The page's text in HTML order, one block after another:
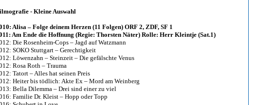
- Kleine Auswahl
Alisa – Folge deinem Herzen (11 Folgen) ORF 2, ZDF, SF 1
Am Ende die Hoffnung (Regie: Thorsten Näter) Rolle: Herr Kleintje (Sat.1)
Die Rosenheim-Cops – Jagd auf Watzmann
SOKO Stuttgart – Gerechtigkeit
Löwenzahn – Steinzeit – Die gefälschte Venus
Rosa Roth – Trauma
Tatort – Alles hat seinen Preis
Heiter bis tödlich: Akte Ex – Mord am Weinberg
Bella Dilemma – Drei sind einer zu viel
Familie Dr. Kleist – Hopp oder Topp